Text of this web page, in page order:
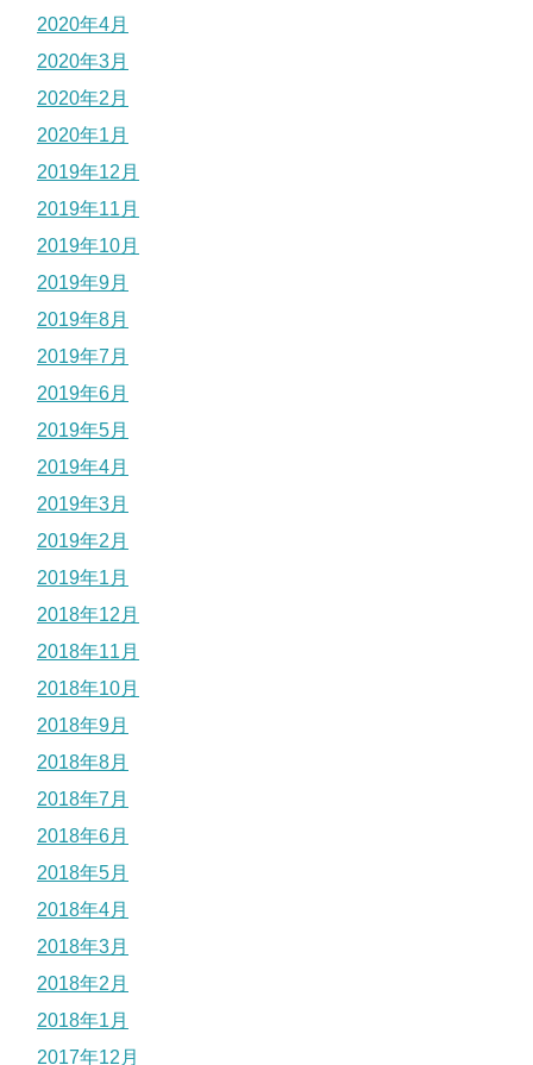
2020年4月
2020年3月
2020年2月
2020年1月
2019年12月
2019年11月
2019年10月
2019年9月
2019年8月
2019年7月
2019年6月
2019年5月
2019年4月
2019年3月
2019年2月
2019年1月
2018年12月
2018年11月
2018年10月
2018年9月
2018年8月
2018年7月
2018年6月
2018年5月
2018年4月
2018年3月
2018年2月
2018年1月
2017年12月